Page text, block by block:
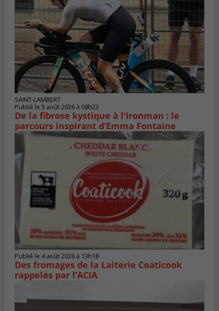
SAINT-LAMBERT
Publié le 5 août 2026 à 08h23
De la fibrose kystique à l’Ironman : le
parcours inspirant d’Emma Fontaine
Publié le 4 août 2026 à 13h18
Des fromages de la Laiterie Coaticook
rappelés par l’ACIA